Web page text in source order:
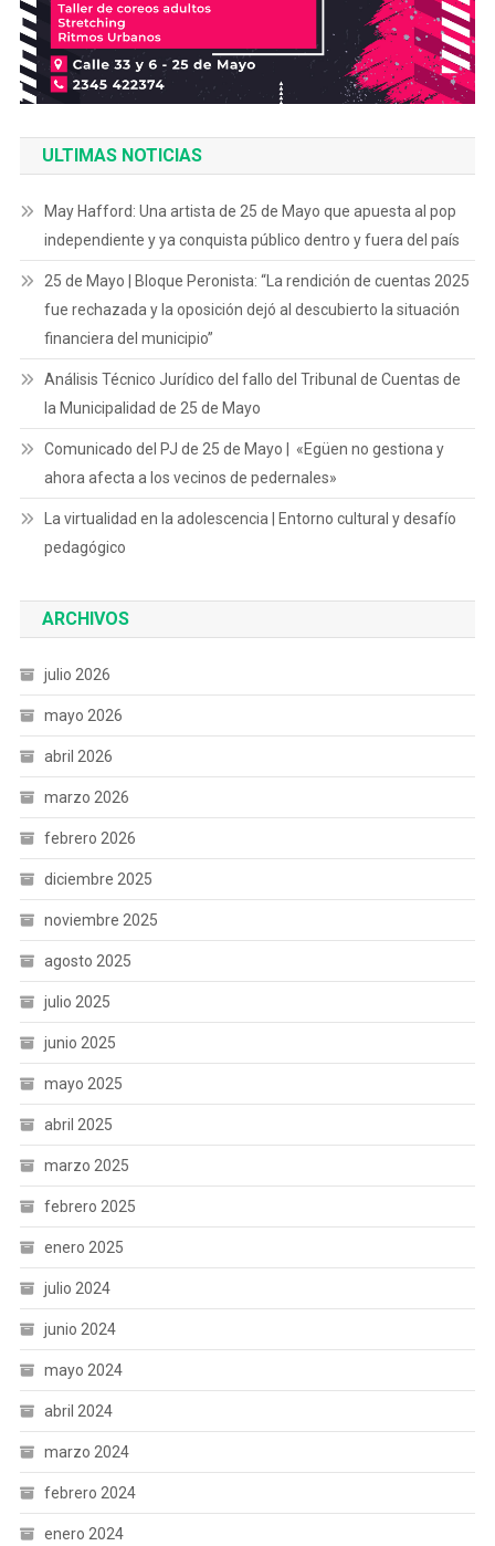
ULTIMAS NOTICIAS
May Hafford: Una artista de 25 de Mayo que apuesta al pop
independiente y ya conquista público dentro y fuera del país
25 de Mayo | Bloque Peronista: “La rendición de cuentas 2025
fue rechazada y la oposición dejó al descubierto la situación
financiera del municipio”
Análisis Técnico Jurídico del fallo del Tribunal de Cuentas de
la Municipalidad de 25 de Mayo
Comunicado del PJ de 25 de Mayo | «Egüen no gestiona y
ahora afecta a los vecinos de pedernales»
La virtualidad en la adolescencia | Entorno cultural y desafío
pedagógico
ARCHIVOS
julio 2026
mayo 2026
abril 2026
marzo 2026
febrero 2026
diciembre 2025
noviembre 2025
agosto 2025
julio 2025
junio 2025
mayo 2025
abril 2025
marzo 2025
febrero 2025
enero 2025
julio 2024
junio 2024
mayo 2024
abril 2024
marzo 2024
febrero 2024
enero 2024